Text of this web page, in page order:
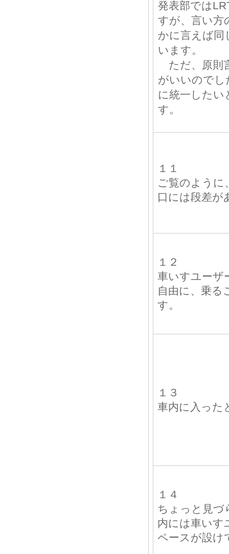
発表部では
すが、言い方
かに言えば同
います。
ただ、原則
がいいので
に統一したい
す。
１１
ご覧のように
口には段差が
１２
車いすユーザ
自由に、乗る
す。
１３
車内に入った
１４
ちょっと見づ
内には車いす
ペースが設け